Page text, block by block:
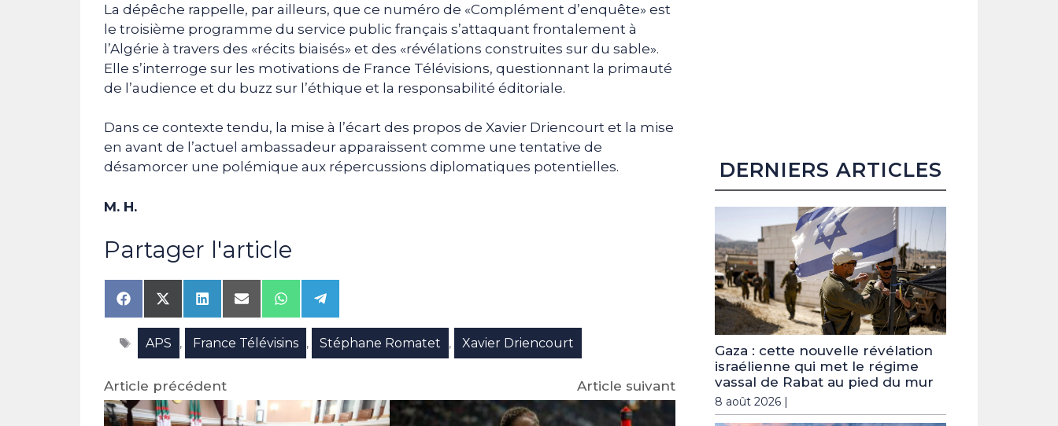
La dépêche rappelle, par ailleurs, que ce numéro de «Complément d’enquête» est
le troisième programme du service public français s’attaquant frontalement à
l’Algérie à travers des «récits biaisés» et des «révélations construites sur du sable».
Elle s’interroge sur les motivations de France Télévisions, questionnant la primauté
de l’audience et du buzz sur l’éthique et la responsabilité éditoriale.
Dans ce contexte tendu, la mise à l’écart des propos de Xavier Driencourt et la mise
en avant de l’actuel ambassadeur apparaissent comme une tentative de
désamorcer une polémique aux répercussions diplomatiques potentielles.
M. H.
Partager l'article
Share
on
Facebook
Share
on
X
(Twitter)
Share
on
LinkedIn
Share
on
Email
Share
on
WhatsApp
Share
on
Telegram
Étiquettes
APS , France Télévisins , Stéphane Romatet , Xavier Driencourt
Article précédent Article suivant
DERNIERS ARTICLES
Gaza : cette nouvelle révélation
israélienne qui met le régime
vassal de Rabat au pied du mur
8 août 2026 |